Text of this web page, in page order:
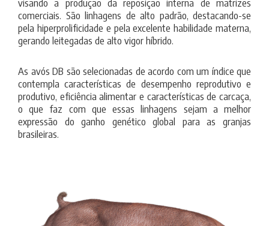
visando a produção da reposição interna de matrizes
comerciais. São linhagens de alto padrão, destacando-se
pela hiperprolificidade e pela excelente habilidade materna,
gerando leitegadas de alto vigor híbrido.
As avós DB são selecionadas de acordo com um índice que
contempla características de desempenho reprodutivo e
produtivo, eficiência alimentar e características de carcaça,
o que faz com que essas linhagens sejam a melhor
expressão do ganho genético global para as granjas
brasileiras.